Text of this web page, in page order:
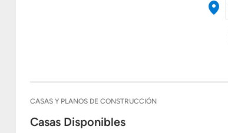
CASAS Y PLANOS DE CONSTRUCCIÓN
Casas Disponibles